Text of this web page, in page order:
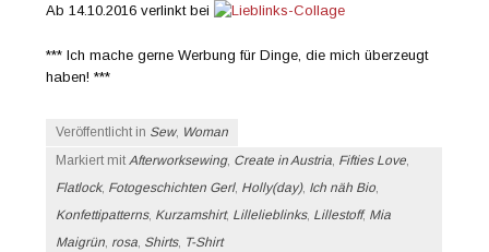
Ab 14.10.2016 verlinkt bei
*** Ich mache gerne Werbung für Dinge, die mich überzeugt
haben! ***
Veröffentlicht in Sew, Woman
Markiert mitAfterworksewing, Create in Austria, Fifties Love,
Flatlock, Fotogeschichten Gerl, Holly(day), Ich näh Bio,
Konfettipatterns, Kurzamshirt, Lillelieblinks, Lillestoff, Mia
Maigrün, rosa, Shirts, T-Shirt